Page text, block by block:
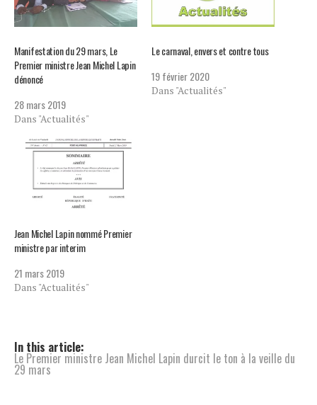
Manifestation du 29 mars, Le
Premier ministre Jean Michel Lapin
dénoncé
28 mars 2019
Dans "Actualités"
Le carnaval, envers et contre tous
19 février 2020
Dans "Actualités"
Jean Michel Lapin nommé Premier
ministre par interim
21 mars 2019
Dans "Actualités"
In this article:
Le Premier ministre Jean Michel Lapin durcit le ton à la veille du
29 mars